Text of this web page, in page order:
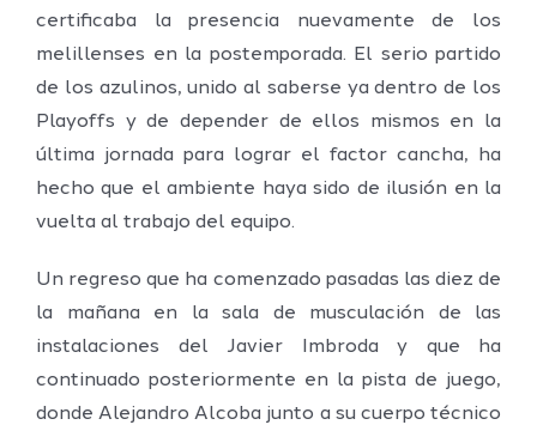
certificaba la presencia nuevamente de los
melillenses en la postemporada. El serio partido
de los azulinos, unido al saberse ya dentro de los
Playoffs y de depender de ellos mismos en la
última jornada para lograr el factor cancha, ha
hecho que el ambiente haya sido de ilusión en la
vuelta al trabajo del equipo.
Un regreso que ha comenzado pasadas las diez de
la mañana en la sala de musculación de las
instalaciones del Javier Imbroda y que ha
continuado posteriormente en la pista de juego,
donde Alejandro Alcoba junto a su cuerpo técnico